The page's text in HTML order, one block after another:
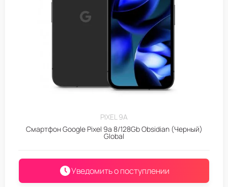
PIXEL 9A
Смартфон Google Pixel 9a 8/128Gb Obsidian (Черный)
Global
Уведомить о поступлении